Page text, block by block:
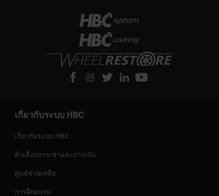
เกี่ยวกับระบบ HBC
เกี่ยวกับระบบ HBC
ตัวเลือกการเช่าและการเงิน
ศูนย์ช่วยเหลือ
การฝึกอบรม